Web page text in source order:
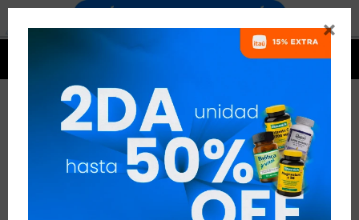

FÓRMULAS COMPUESTAS -
TRIATLÓN
FÓRMULAS COMPUESTAS
RECOMENDADOS